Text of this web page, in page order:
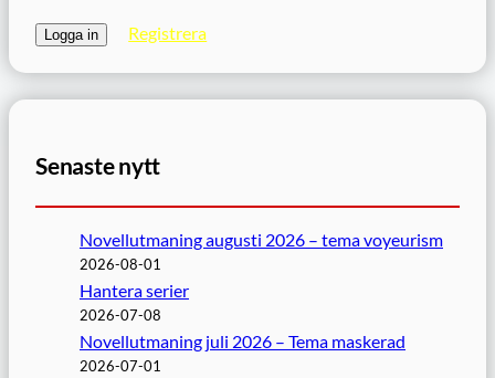
Registrera
Senaste nytt
Novellutmaning augusti 2026 – tema voyeurism
2026-08-01
Hantera serier
2026-07-08
Novellutmaning juli 2026 – Tema maskerad
2026-07-01